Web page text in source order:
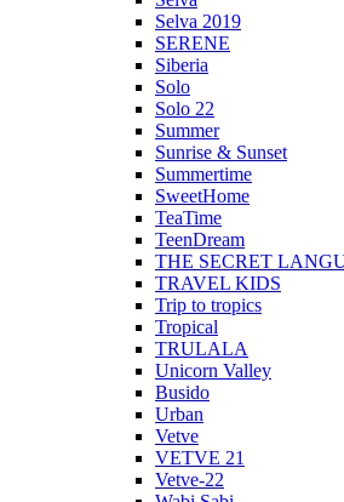
Selva 2019
SERENE
Siberia
Solo
Solo 22
Summer
Sunrise & Sunset
Summertime
SweetHome
TeaTime
TeenDream
THE SECRET
TRAVEL KIDS
Trip to tropics
Tropical
TRULALA
Unicorn Valley
Busido
Urban
Vetve
VETVE 21
Vetve-22